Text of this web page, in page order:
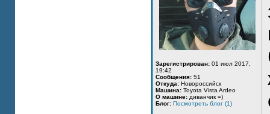
Зарегистрирован: 01 июл 2017,
19:42
Сообщения: 51
Откуда: Новороссийск
Машина: Toyota Vista Ardeo
О машине: диванчик =)
Блог: Посмотреть блог (1)